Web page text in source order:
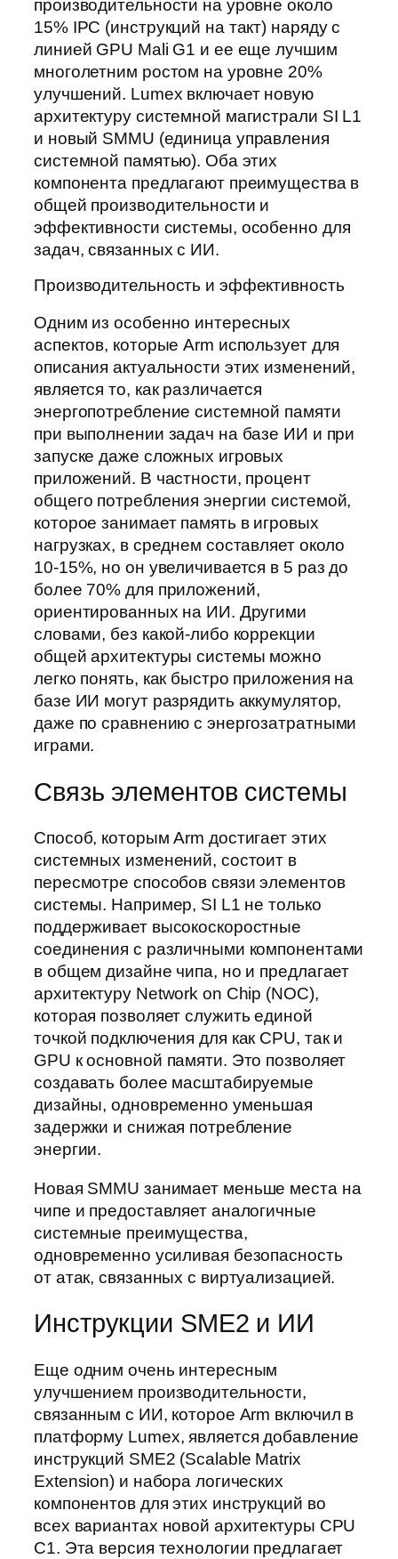
производительности на уровне около
15% IPC (инструкций на такт) наряду с
линией GPU Mali G1 и ее еще лучшим
многолетним ростом на уровне 20%
улучшений. Lumex включает новую
архитектуру системной магистрали SI L1
и новый SMMU (единица управления
системной памятью). Оба этих
компонента предлагают преимущества в
общей производительности и
эффективности системы, особенно для
задач, связанных с ИИ.
Производительность и эффективность
Одним из особенно интересных
аспектов, которые Arm использует для
описания актуальности этих изменений,
является то, как различается
энергопотребление системной памяти
при выполнении задач на базе ИИ и при
запуске даже сложных игровых
приложений. В частности, процент
общего потребления энергии системой,
которое занимает память в игровых
нагрузках, в среднем составляет около
10-15%, но он увеличивается в 5 раз до
более 70% для приложений,
ориентированных на ИИ. Другими
словами, без какой-либо коррекции
общей архитектуры системы можно
легко понять, как быстро приложения на
базе ИИ могут разрядить аккумулятор,
даже по сравнению с энергозатратными
играми.
Связь элементов системы
Способ, которым Arm достигает этих
системных изменений, состоит в
пересмотре способов связи элементов
системы. Например, SI L1 не только
поддерживает высокоскоростные
соединения с различными компонентами
в общем дизайне чипа, но и предлагает
архитектуру Network on Chip (NOC),
которая позволяет служить единой
точкой подключения для как CPU, так и
GPU к основной памяти. Это позволяет
создавать более масштабируемые
дизайны, одновременно уменьшая
задержки и снижая потребление
энергии.
Новая SMMU занимает меньше места на
чипе и предоставляет аналогичные
системные преимущества,
одновременно усиливая безопасность
от атак, связанных с виртуализацией.
Инструкции SME2 и ИИ
Еще одним очень интересным
улучшением производительности,
связанным с ИИ, которое Arm включил в
платформу Lumex, является добавление
инструкций SME2 (Scalable Matrix
Extension) и набора логических
компонентов для этих инструкций во
всех вариантах новой архитектуры CPU
C1. Эта версия технологии предлагает